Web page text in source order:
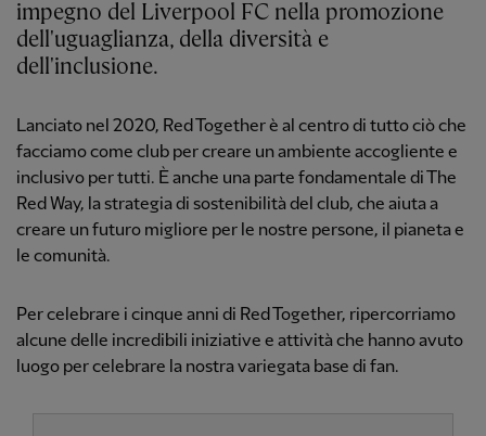
impegno del Liverpool FC nella promozione
dell'uguaglianza, della diversità e
dell'inclusione.
Lanciato nel 2020, Red Together è al centro di tutto ciò che
facciamo come club per creare un ambiente accogliente e
inclusivo per tutti. È anche una parte fondamentale di The
Red Way, la strategia di sostenibilità del club, che aiuta a
creare un futuro migliore per le nostre persone, il pianeta e
le comunità.
Per celebrare i cinque anni di Red Together, ripercorriamo
alcune delle incredibili iniziative e attività che hanno avuto
luogo per celebrare la nostra variegata base di fan.